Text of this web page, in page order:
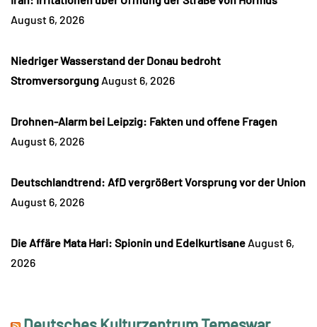
August 6, 2026
Niedriger Wasserstand der Donau bedroht
Stromversorgung August 6, 2026
Drohnen-Alarm bei Leipzig: Fakten und offene Fragen
August 6, 2026
Deutschlandtrend: AfD vergrößert Vorsprung vor der Union
August 6, 2026
Die Affäre Mata Hari: Spionin und Edelkurtisane August 6,
2026